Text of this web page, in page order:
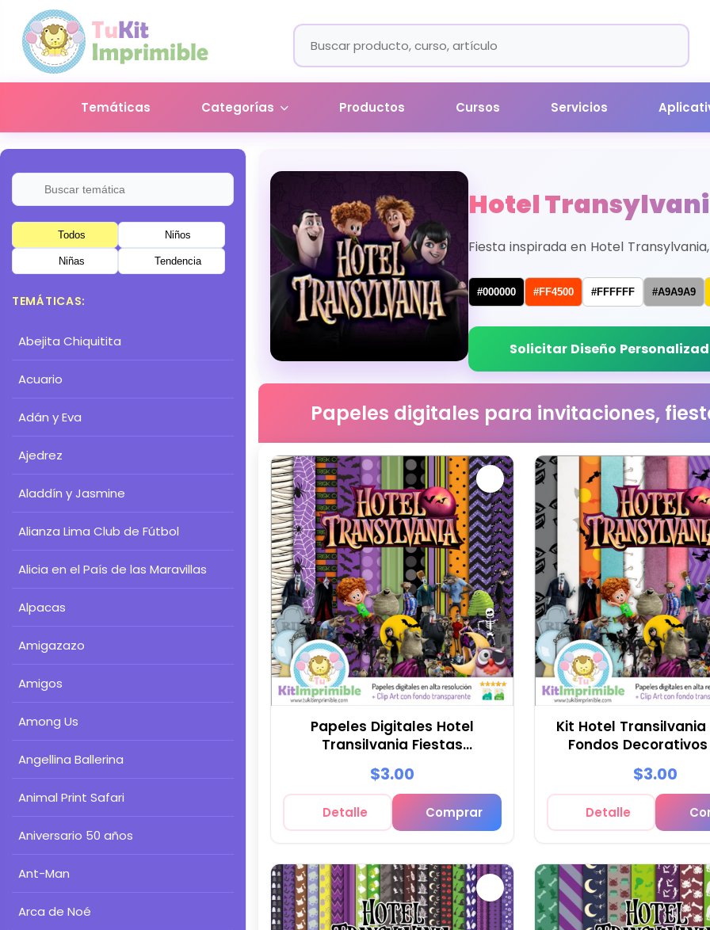
Temáticas Categorías Productos Cursos Servicios
Todos Niños
Niñas Tendencia
TEMÁTICAS:
Abejita Chiquitita
Acuario
Adán y Eva
Ajedrez
Aladdín y Jasmine
Alianza Lima Club de Fútbol
Alicia en el País de las Maravillas
Alpacas
Amigazazo
Amigos
Among Us
Angellina Ballerina
Animal Print Safari
Aniversario 50 años
Ant-Man
Arca de Noé
Hotel
Fiesta inspirada en Hotel
#000000 #FF4500 #FFFFFF #A9A9A9
Solicitar Diseño
Papeles digitales para invitaciones,
Papeles Digitales Hotel
Transilvania Fiestas
$3.00
Detalle Comprar
Kit Hotel
Fondos
$3.00
Detalle